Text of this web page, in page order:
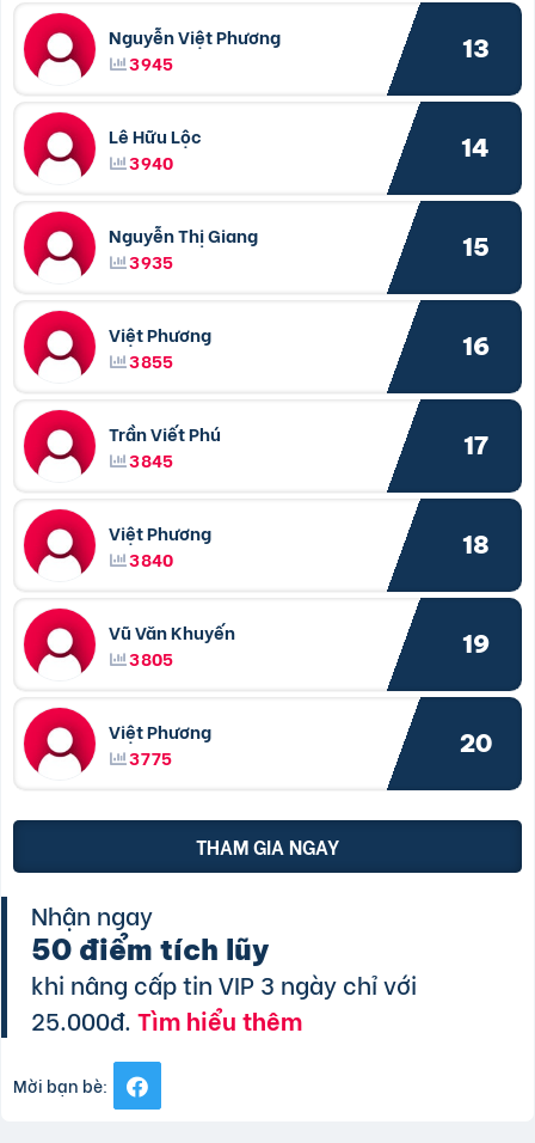
Nguyễn Việt Phương
3945
13
Lê Hữu Lộc
3940
14
Nguyễn Thị Giang
3935
15
Việt Phương
3855
16
Trần Viết Phú
3845
17
Việt Phương
3840
18
Vũ Văn Khuyến
3805
19
Việt Phương
3775
20
THAM GIA NGAY
Nhận ngay
50 điểm tích lũy
khi nâng cấp tin VIP 3 ngày chỉ với
25.000đ.Tìm hiểu thêm
Mời bạn bè: